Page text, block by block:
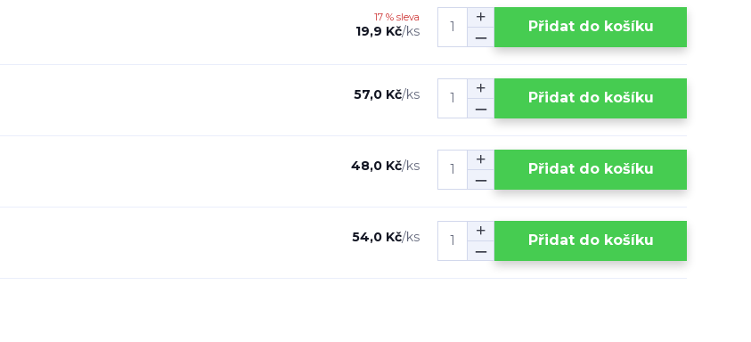
17 % sleva
19,9 Kč/ks Přidat do košíku
57,0 Kč/ks Přidat do košíku
48,0 Kč/ks Přidat do košíku
54,0 Kč/ks Přidat do košíku